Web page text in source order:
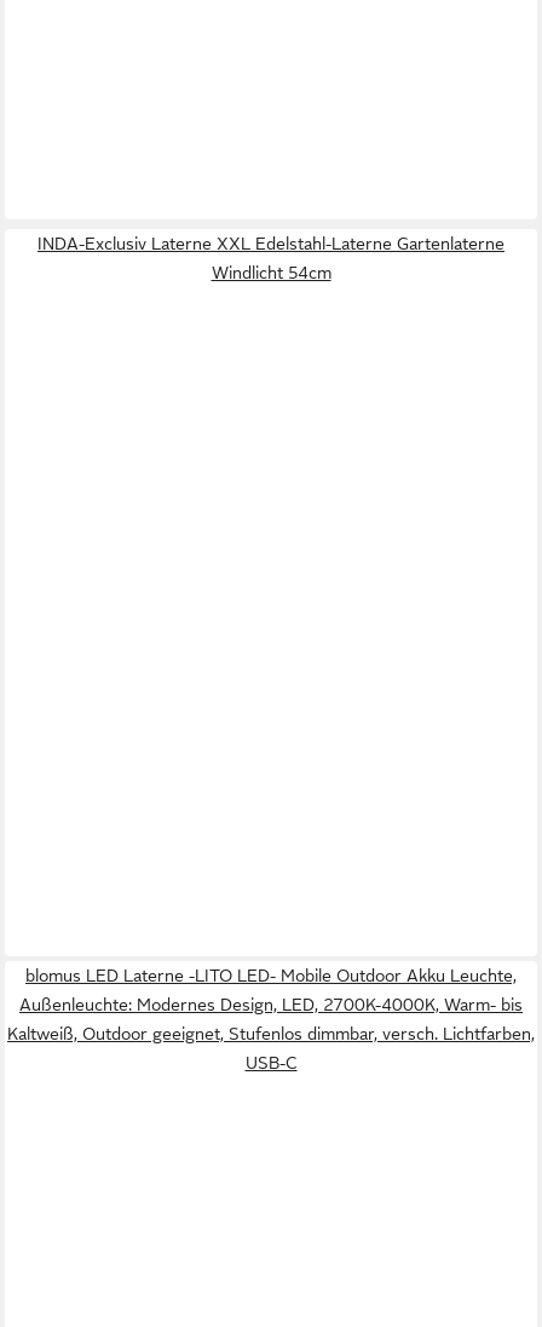
INDA-Exclusiv Laterne XXL Edelstahl-Laterne Gartenlaterne
Windlicht 54cm
blomus LED Laterne -LITO LED- Mobile Outdoor Akku Leuchte,
Außenleuchte: Modernes Design, LED, 2700K-4000K, Warm- bis
Kaltweiß, Outdoor geeignet, Stufenlos dimmbar, versch. Lichtfarben,
USB-C